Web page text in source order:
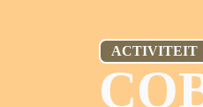
ACTIVITEIT